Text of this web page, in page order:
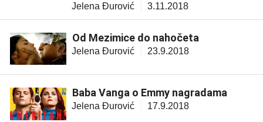
Jelena Đurović 3.11.2018
Od Mezimice do nahočeta
Jelena Đurović 23.9.2018
Baba Vanga o Emmy nagradama
Jelena Đurović 17.9.2018